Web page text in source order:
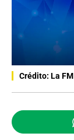
Crédito: La FM